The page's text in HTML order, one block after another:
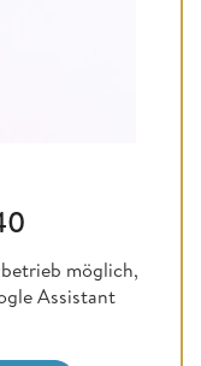
möglich,
Assistant